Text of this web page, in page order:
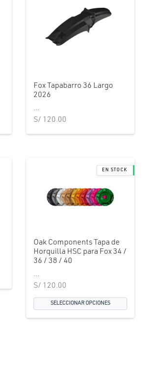
Fox Tapabarro 36 Largo
2026
...
S/ 120.00
Oak Components Tapa de
Horquilla HSC para Fox 34 /
36 / 38 / 40
...
S/ 120.00
SELECCIONAR OPCIONES